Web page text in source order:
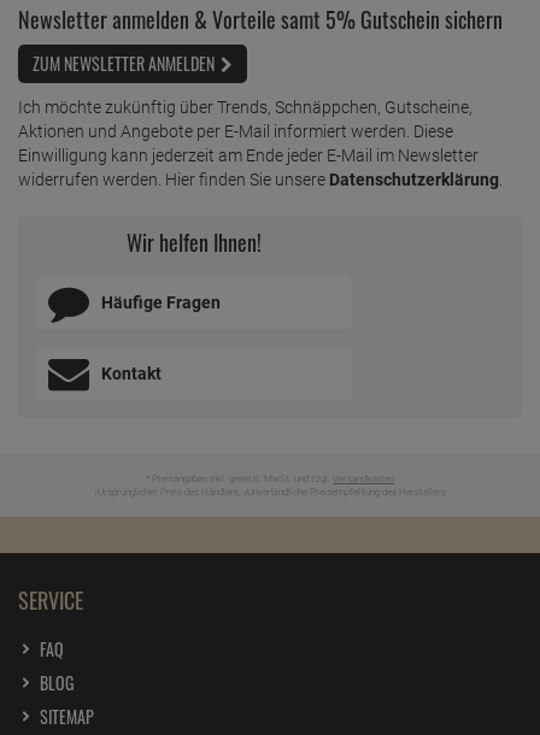
Newsletter anmelden & Vorteile samt 5% Gutschein sichern
ZUM NEWSLETTER ANMELDEN
Ich möchte zukünftig über Trends, Schnäppchen, Gutscheine,
Aktionen und Angebote per E-Mail informiert werden. Diese
Einwilligung kann jederzeit am Ende jeder E-Mail im Newsletter
widerrufen werden. Hier finden Sie unsere Datenschutzerklärung
Wir helfen Ihnen!
Häufige Fragen
Kontakt
* Preisangaben inkl. gesetzl. MwSt. und zzgl. Versandkosten
Ursprünglicher Preis des Händlers, Unverbindliche Preisempfehlung des Herstellers
SERVICE
FAQ
BLOG
SITEMAP